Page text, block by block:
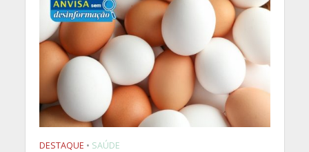
DESTAQUE • SAÚDE